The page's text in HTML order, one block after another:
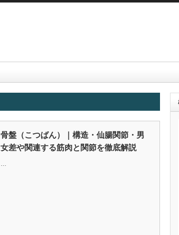
骨盤（こつばん）｜構造・仙腸関節・男
女差や関連する筋肉と関節を徹底解説
…